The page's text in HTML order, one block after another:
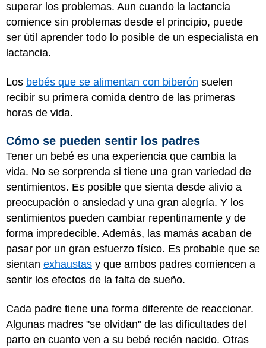
superar los problemas. Aun cuando la lactancia
comience sin problemas desde el principio, puede
ser útil aprender todo lo posible de un especialista en
lactancia.
Los bebés que se alimentan con biberón suelen
recibir su primera comida dentro de las primeras
horas de vida.
Cómo se pueden sentir los padres
Tener un bebé es una experiencia que cambia la
vida. No se sorprenda si tiene una gran variedad de
sentimientos. Es posible que sienta desde alivio a
preocupación o ansiedad y una gran alegría. Y los
sentimientos pueden cambiar repentinamente y de
forma impredecible. Además, las mamás acaban de
pasar por un gran esfuerzo físico. Es probable que se
sientan exhaustas y que ambos padres comiencen a
sentir los efectos de la falta de sueño.
Cada padre tiene una forma diferente de reaccionar.
Algunas madres "se olvidan" de las dificultades del
parto en cuanto ven a su bebé recién nacido. Otras